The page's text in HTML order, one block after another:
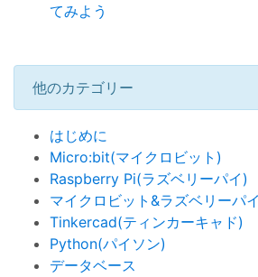
てみよう
他のカテゴリー
はじめに
Micro:bit(マイクロビット)
Raspberry Pi(ラズベリーパイ)
マイクロビット&ラズベリーパイ
Tinkercad(ティンカーキャド)
Python(パイソン)
データベース